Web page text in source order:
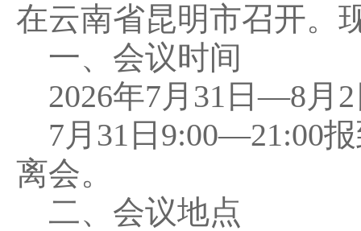
在云南省昆明市召开。
一、会议时间
2026年7月31日—8月2
7月31日9:00—21:00
离会。
二、会议地点